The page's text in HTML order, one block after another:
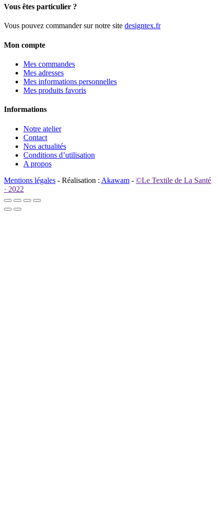
Vous êtes particulier ?
Vous pouvez commander sur notre site designtex.fr
Mon compte
Mes commandes
Mes adresses
Mes informations personnelles
Mes produits favoris
Informations
Notre atelier
Contact
Nos actualités
Conditions d’utilisation
A propos
Mentions légales - Réalisation : Akawam - ©Le Textile de La Santé
· 2022